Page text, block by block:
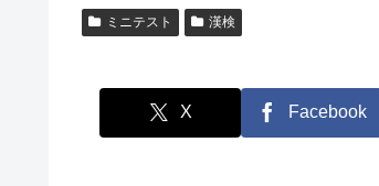
ミニテスト 漢検
X Facebook